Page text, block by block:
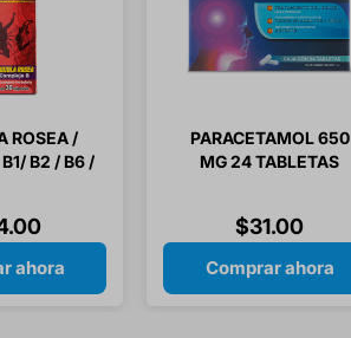
ROSEA /
B2 / B6 /
.00
ahora
PARACETAMOL 650
MG 24 TABLETAS
$31.00
Comprar ahora